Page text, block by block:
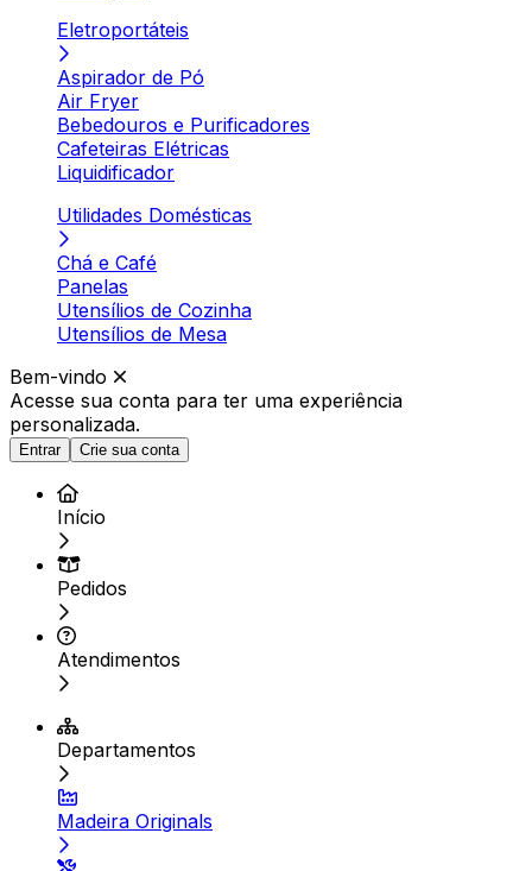
Eletroportáteis
Aspirador de Pó
Air Fryer
Bebedouros e Purificadores
Cafeteiras Elétricas
Liquidificador
Utilidades Domésticas
Chá e Café
Panelas
Utensílios de Cozinha
Utensílios de Mesa
Bem-vindo
Acesse sua conta para ter uma experiência
personalizada.
Entrar Crie sua conta
Início
Pedidos
Atendimentos
Departamentos
Madeira Originals